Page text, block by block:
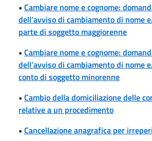
• Cambiare nome e cognome:
dell’avviso di cambiamento di nome
parte di soggetto maggiorenne
• Cambiare nome e cognome:
dell’avviso di cambiamento di nome
conto di soggetto minorenne
• Cambio della domiciliazione delle
relative a un procedimento
• Cancellazione anagrafica per